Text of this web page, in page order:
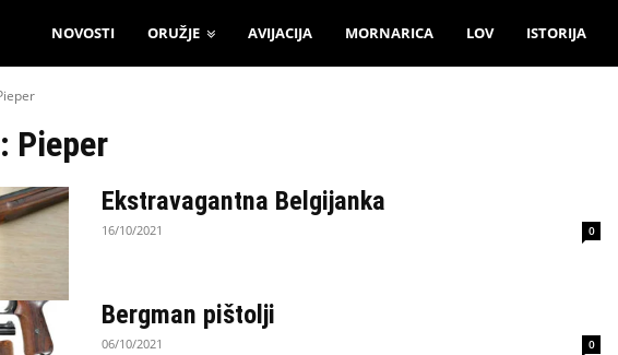
NOVOSTI ORUŽJE AVIJACIJA MORNARICA LOV ISTORIJA
Pieper
Ekstravagantna Belgijanka
16/10/2021 0
Bergman pištolji
06/10/2021 0